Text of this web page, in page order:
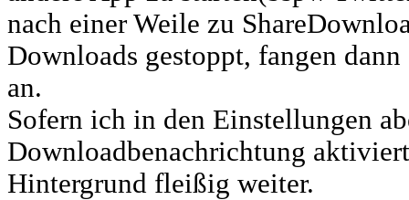
nach einer Weile zu
Downloads gestoppt, fangen
an.
Sofern ich in den Einstellungen
Downloadbenachrichtung
Hintergrund fleißig weiter.